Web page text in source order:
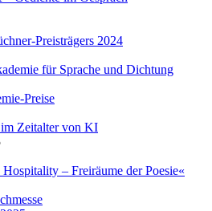
Preisträgers 2024
für Sprache und Dichtung
Preise
im Zeitalter von KI
– Freiräume der Poesie«